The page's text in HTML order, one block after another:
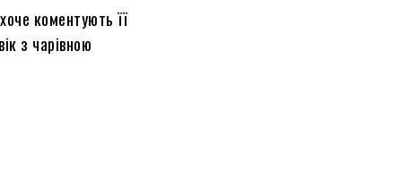
коментують її
з чарівною